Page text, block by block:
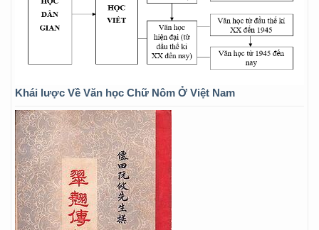
Khái lược Về Văn học Chữ Nôm Ở Việt Nam